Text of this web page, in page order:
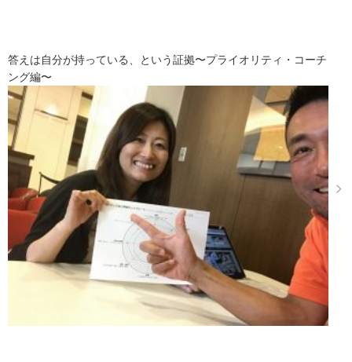
答えは自分が持っている、という証拠〜プライオリティ・コーチ
ング編〜